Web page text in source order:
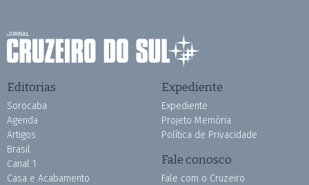
Editorias
Sorocaba
Agenda
Artigos
Brasil
Canal 1
Casa e Acabamento
Expediente
Expediente
Projeto Memória
Política de Privacidade
Fale conosco
Fale com o Cruzeiro